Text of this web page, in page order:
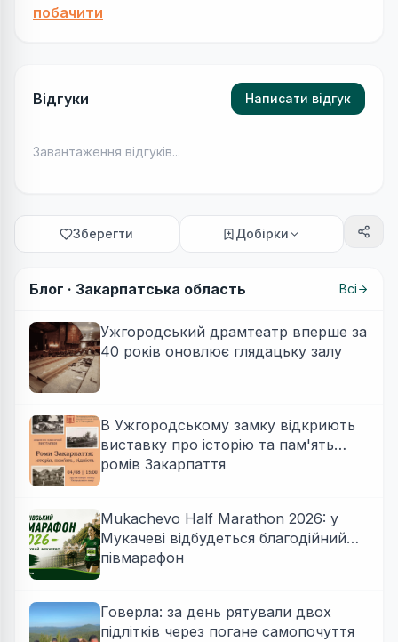
побачити
Відгуки Написати відгук
Завантаження відгуків...
Зберегти Добірки
Блог · Закарпатська область Всі
Ужгородський драмтеатр вперше за
40 років оновлює глядацьку залу
В Ужгородському замку відкриють
виставку про історію та пам'ять
ромів Закарпаття
Mukachevo Half Marathon 2026: у
Мукачеві відбудеться благодійний
півмарафон
Говерла: за день рятували двох
підлітків через погане самопочуття